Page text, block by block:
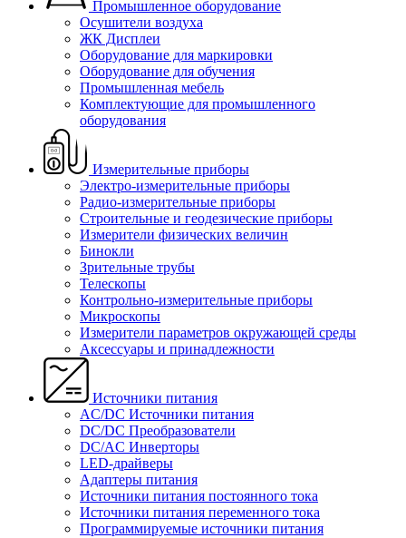
Промышленное оборудование
Осушители воздуха
ЖК Дисплеи
Оборудование для маркировки
Оборудование для обучения
Промышленная мебель
Комплектующие для промышленного
оборудования
Измерительные приборы
Электро-измерительные приборы
Радио-измерительные приборы
Строительные и геодезические приборы
Измерители физических величин
Бинокли
Зрительные трубы
Телескопы
Контрольно-измерительные приборы
Микроскопы
Измерители параметров окружающей среды
Аксессуары и принадлежности
Источники питания
AC/DC Источники питания
DC/DC Преобразователи
DC/AC Инверторы
LED-драйверы
Адаптеры питания
Источники питания постоянного тока
Источники питания переменного тока
Программируемые источники питания